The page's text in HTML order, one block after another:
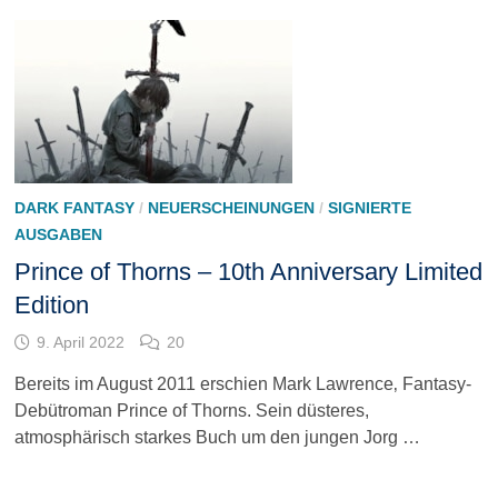
DARK FANTASY/ NEUERSCHEINUNGEN/ SIGNIERTE
AUSGABEN
Prince of Thorns – 10th Anniversary Limited
Edition
9. April 2022 20
Bereits im August 2011 erschien Mark Lawrence‚ Fantasy-
Debütroman Prince of Thorns. Sein düsteres,
atmosphärisch starkes Buch um den jungen Jorg …